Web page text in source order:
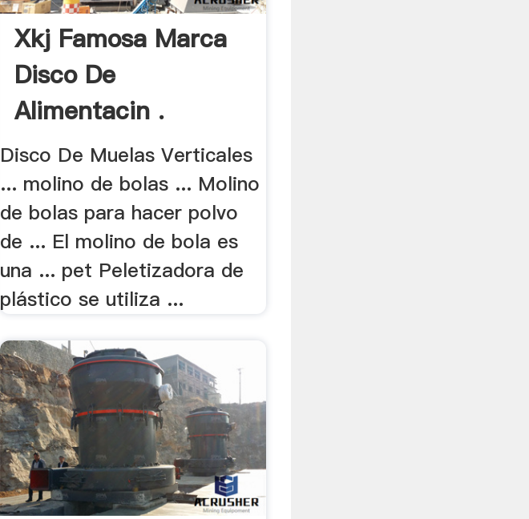
Xkj Famosa Marca
Disco De
Alimentacin .
Disco De Muelas Verticales
... molino de bolas ... Molino
de bolas para hacer polvo
de ... El molino de bola es
una ... pet Peletizadora de
plástico se utiliza ...